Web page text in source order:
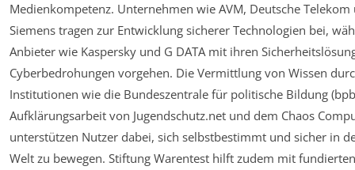
Medienkompetenz. Unternehmen wie AVM, Deutsche Telekom
Siemens tragen zur Entwicklung sicherer Technologien bei,
Anbieter wie Kaspersky und G DATA mit ihren
Cyberbedrohungen vorgehen. Die Vermittlung von Wissen
Institutionen wie die Bundeszentrale für politische Bildung
Aufklärungsarbeit von Jugendschutz.net und dem Chaos
unterstützen Nutzer dabei, sich selbstbestimmt und sicher in
Welt zu bewegen. Stiftung Warentest hilft zudem mit fundierten